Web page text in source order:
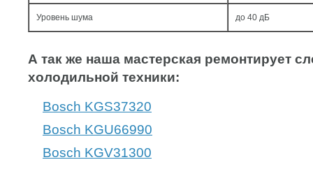
Уровень шума до 40 дБ
А так же наша мастерская ремонтирует
холодильной техники:
Bosch KGS37320
Bosch KGU66990
Bosch KGV31300